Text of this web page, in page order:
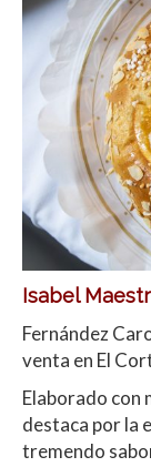
Isabel
Fernández
venta en El
Elaborado con
destaca por la
tremendo